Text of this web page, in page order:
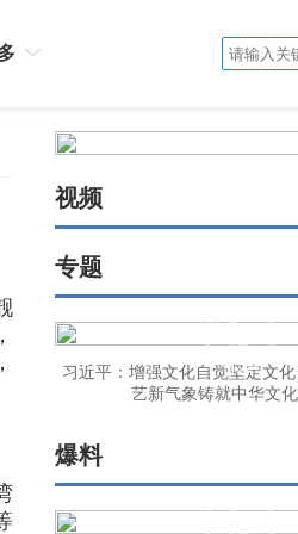
视频
专题
习近平：增强文化自觉坚定文
艺新气象铸就中华文
爆料